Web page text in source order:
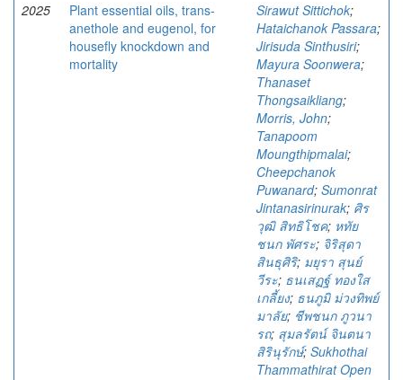
2025
Plant essential oils, trans-
anethole and eugenol, for
housefly knockdown and
mortality
Sirawut Sittichok;
Hataichanok Passara;
Jirisuda Sinthusiri;
Mayura Soonwera;
Thanaset
Thongsaikliang;
Morris, John;
Tanapoom
Moungthipmalai;
Cheepchanok
Puwanard; Sumonrat
Jintanasirinurak; ศิร
วุฒิ สิทธิโชค; หทัย
ชนก พัศระ; จิริสุดา
สินธุศิริ; มยุรา สุนย์
วีระ; ธนเสฏฐ์ ทองใส
เกลี้ยง; ธนภูมิ ม่วงทิพย์
มาลัย; ชีพชนก ภูวนา
รถ; สุมลรัตน์ จินตนา
สิรินุรักษ์; Sukhothai
Thammathirat Open